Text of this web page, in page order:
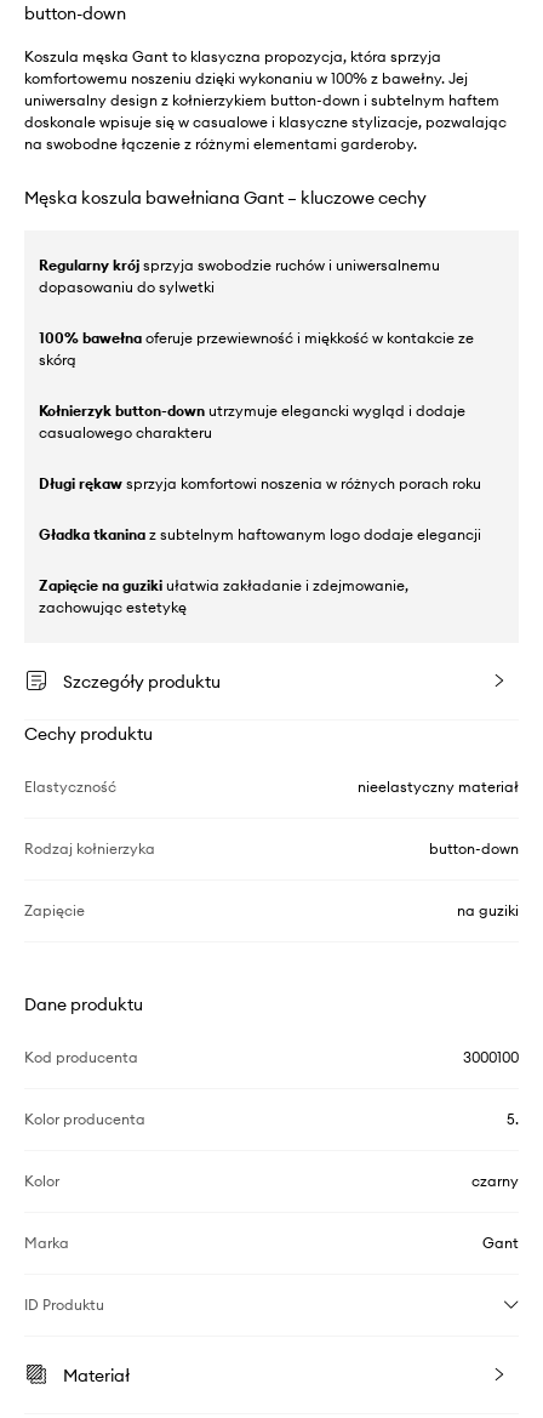
button-down
Koszula męska Gant to klasyczna propozycja, która sprzyja
komfortowemu noszeniu dzięki wykonaniu w 100% z bawełny. Jej
uniwersalny design z kołnierzykiem button-down i subtelnym haftem
doskonale wpisuje się w casualowe i klasyczne stylizacje, pozwalając
na swobodne łączenie z różnymi elementami garderoby.
Męska koszula bawełniana Gant – kluczowe cechy
Regularny krój sprzyja swobodzie ruchów i uniwersalnemu
dopasowaniu do sylwetki
100% bawełna oferuje przewiewność i miękkość w kontakcie ze
skórą
Kołnierzyk button-down utrzymuje elegancki wygląd i dodaje
casualowego charakteru
Długi rękaw sprzyja komfortowi noszenia w różnych porach roku
Gładka tkanina z subtelnym haftowanym logo dodaje elegancji
Zapięcie na guziki ułatwia zakładanie i zdejmowanie,
zachowując estetykę
Szczegóły produktu
Cechy produktu
Elastyczność nieelastyczny materiał
Rodzaj kołnierzyka button-down
Zapięcie na guziki
Dane produktu
Kod producenta 3000100
Kolor producenta 5.
Kolor czarny
Marka Gant
ID Produktu
Materiał